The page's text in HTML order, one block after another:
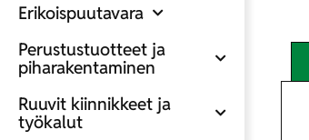
Erikoispuutavara
Perustustuotteet ja
piharakentaminen
Ruuvit kiinnikkeet ja
työkalut